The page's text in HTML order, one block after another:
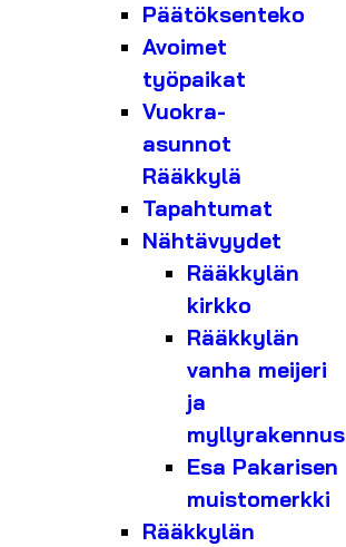
Päätöksenteko
Avoimet
työpaikat
Vuokra-
asunnot
Rääkkylä
Tapahtumat
Nähtävyydet
Rääkkylän
kirkko
Rääkkylän
vanha meijeri
ja
myllyrakennus
Esa Pakarisen
muistomerkki
Rääkkylän